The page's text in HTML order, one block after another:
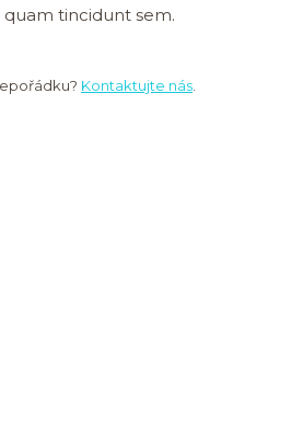
tincidunt sem.
Kontaktujte nás